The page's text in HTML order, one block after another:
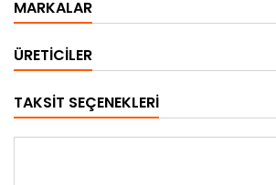
MARKALAR
ÜRETICILER
TAKSIT SEÇENEKLERI